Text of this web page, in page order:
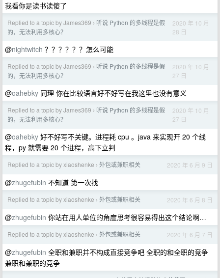
我看你是读书读傻了
Replied to a topic by James369 › 听说 Python 的多线程是假
的，无法利用多核心？
2020 年 10 月
28 日
@nightwitch ？？？？？？怎么可能
Replied to a topic by James369 › 听说 Python 的多线程是假
的，无法利用多核心？
2020 年 10 月
27 日
@oahebky 同理 你在比较语言好不好写在我这里也没有意义
Replied to a topic by James369 › 听说 Python 的多线程是假
的，无法利用多核心？
2020 年 10 月
27 日
@oahebky 好不好写不关键。进程耗 cpu 。java 来实现开 20 个线
程，py 就需要 20 个进程，高下立判
Replied to a topic by xiaoshenke › 外包或兼职相关 2020 年 6 月 9 日
@zhugefubin 不知道 第一次找
Replied to a topic by xiaoshenke › 外包或兼职相关 2020 年 6 月 8 日
@zhugefubin 你站在用人单位的角度思考很容易得出这个结论啊…
Replied to a topic by xiaoshenke › 外包或兼职相关 2020 年 6 月 7 日
@zhugefubin 全职和兼职并不构成直接竞争吧 全职的和全职的竞争
兼职和兼职的竞争